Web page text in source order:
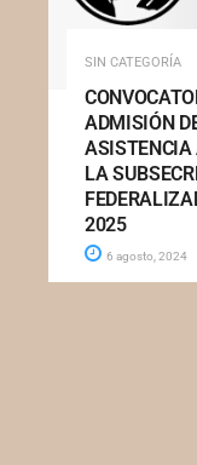
SIN CATEGORÍA
ADMISIÓN
ASISTENCIA
LA
2025
6 agosto, 2024